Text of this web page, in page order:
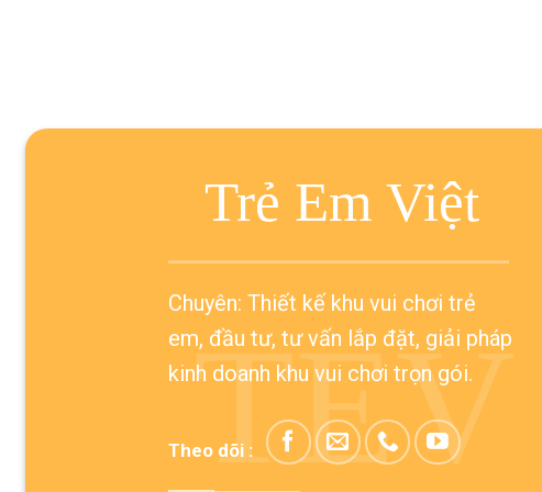
Trẻ Em Việt
Chuyên: Thiết kế khu vui chơi trẻ
em, đầu tư, tư vấn lắp đặt, giải pháp
kinh doanh khu vui chơi trọn gói.
Theo dõi :
TEV